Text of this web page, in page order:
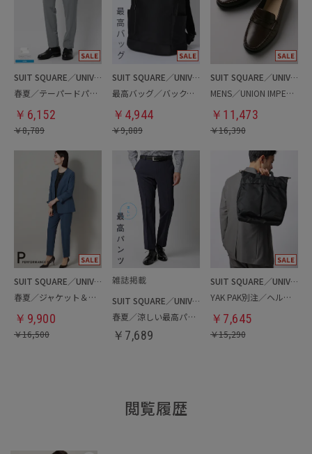
SUIT SQUARE／UNIVERSAL LANGUAGE
春夏／テーパードパンツ
￥ 6,152
￥8,789
SUIT SQUARE／UNIVERSAL LANGUAGE
最高バッグ／バックパック
￥ 4,944
￥9,889
SUIT SQUARE／UNIVERSAL LANGUAGE
MENS／UNION IMPERIAL監修／コインローファー
￥ 11,473
￥16,390
SUIT SQUARE／UNIVERSAL LANGUAGE／WHITE
春夏／ジャケット＆パンツセットアップ／洗濯ネット付き
￥ 9,900
￥16,500
SUIT SQUARE／UNIVERSAL LANGUAGE
春夏／涼しい最高パンツ
￥ 7,689
SUIT SQUARE／UNIVERSAL LANGUAGE
YAK PAK別注／ヘルメットバッグ
￥ 7,645
￥15,290
閲覧履歴